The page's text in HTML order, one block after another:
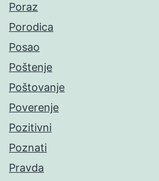
Poraz
Porodica
Posao
Poštenje
Poštovanje
Poverenje
Pozitivni
Poznati
Pravda